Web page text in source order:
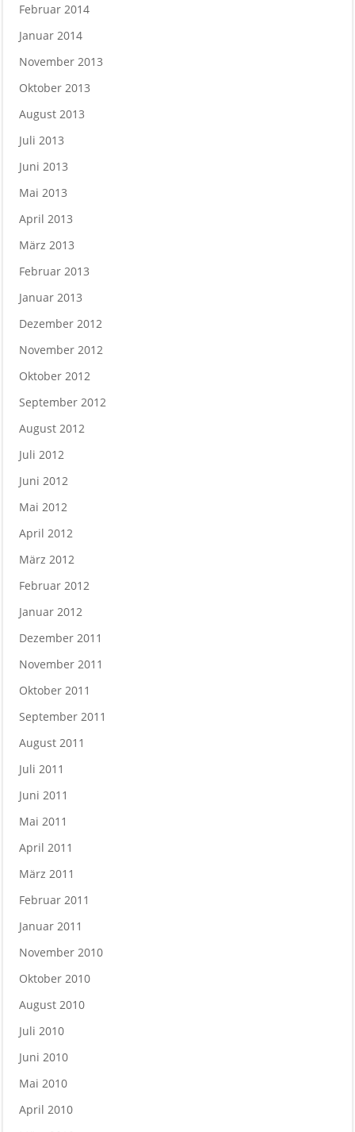
Februar 2014
Januar 2014
November 2013
Oktober 2013
August 2013
Juli 2013
Juni 2013
Mai 2013
April 2013
März 2013
Februar 2013
Januar 2013
Dezember 2012
November 2012
Oktober 2012
September 2012
August 2012
Juli 2012
Juni 2012
Mai 2012
April 2012
März 2012
Februar 2012
Januar 2012
Dezember 2011
November 2011
Oktober 2011
September 2011
August 2011
Juli 2011
Juni 2011
Mai 2011
April 2011
März 2011
Februar 2011
Januar 2011
November 2010
Oktober 2010
August 2010
Juli 2010
Juni 2010
Mai 2010
April 2010